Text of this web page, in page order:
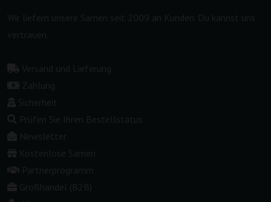
Wir liefern unsere Samen seit 2009 an Kunden. Du kannst uns
vertrauen.
Versand und Lieferung
Zahlung
Sicherheit
Prüfen Sie Ihren Bestellstatus
Newsletter
Kostenlose Samen
Partnerprogramm
Großhandel (B2B)